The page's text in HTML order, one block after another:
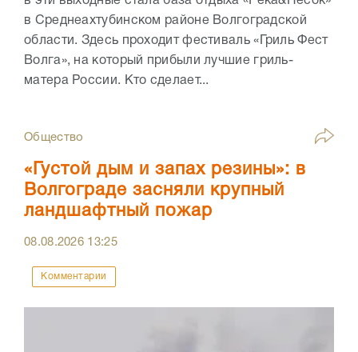
в Среднеахтубинском районе Волгоградской
области. Здесь проходит фестиваль «Гриль Фест
Волга», на который прибыли лучшие гриль-
матера России. Кто сделает...
Общество
«Густой дым и запах резины»: в
Волгограде засняли крупный
ландшафтный пожар
08.08.2026 13:25
Комментарии